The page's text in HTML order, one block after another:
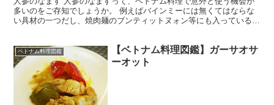
多いのをご存知でしょうか。 例えばバインミーには無くてはならな
い具材の一つだし、焼肉麺のブンティットヌォン等にも入っている。
ベトナム料理図鑑
【ベトナム料理図鑑】ガーサオサ
ーオット